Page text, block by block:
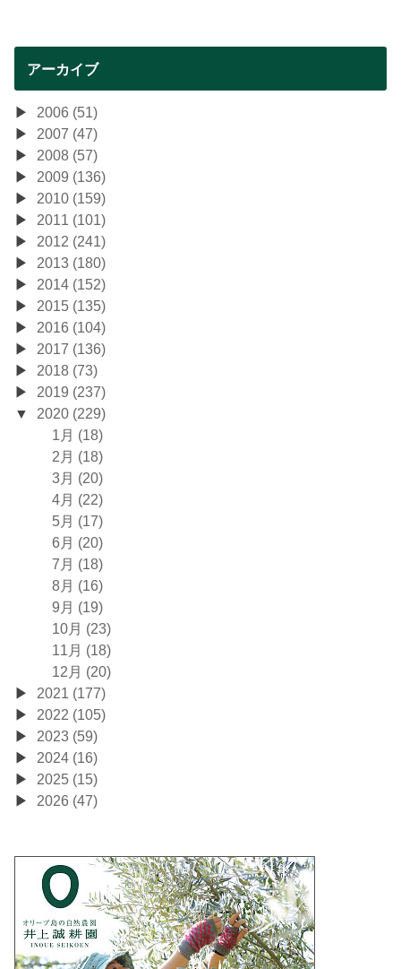
アーカイブ
2006 (51)
2007 (47)
2008 (57)
2009 (136)
2010 (159)
2011 (101)
2012 (241)
2013 (180)
2014 (152)
2015 (135)
2016 (104)
2017 (136)
2018 (73)
2019 (237)
2020 (229)
1月 (18)
2月 (18)
3月 (20)
4月 (22)
5月 (17)
6月 (20)
7月 (18)
8月 (16)
9月 (19)
10月 (23)
11月 (18)
12月 (20)
2021 (177)
2022 (105)
2023 (59)
2024 (16)
2025 (15)
2026 (47)